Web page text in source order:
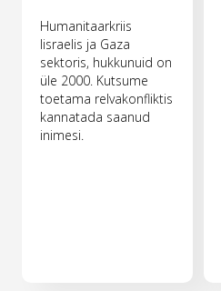
Humanitaarkriis
Iisraelis ja Gaza
sektoris, hukkunuid on
üle 2000. Kutsume
toetama relvakonfliktis
kannatada saanud
inimesi.